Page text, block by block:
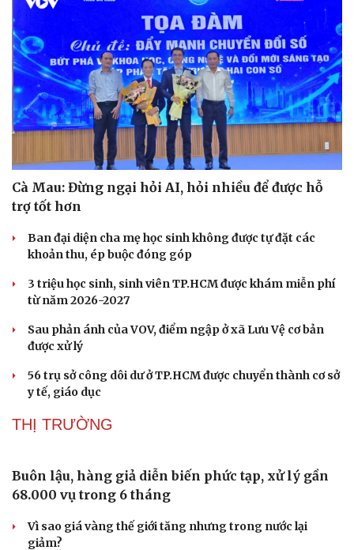
Doanh nghiệp
Doanh nghiệp 24h
Doanh nhân
Công nghệ
Tin Công nghệ
Cà Mau: Đừng ngại hỏi AI, hỏi nhiều để được hỗ
trợ tốt hơn
Ban đại diện cha mẹ học sinh không được tự đặt các
khoản thu, ép buộc đóng góp
3 triệu học sinh, sinh viên TP.HCM được khám miễn phí
từ năm 2026-2027
Sau phản ánh của VOV, điểm ngập ở xã Lưu Vệ cơ bản
được xử lý
56 trụ sở công dôi dư ở TP.HCM được chuyển thành cơ sở
y tế, giáo dục
THỊ TRƯỜNG